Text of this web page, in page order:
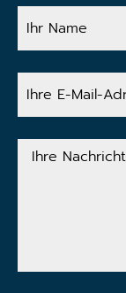
Ihr
Name
Ihre
E-
Adresse
Ihre
Nachricht